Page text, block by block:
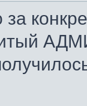
за